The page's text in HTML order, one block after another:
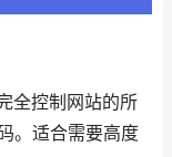
全控制网站的所
。适合需要高度